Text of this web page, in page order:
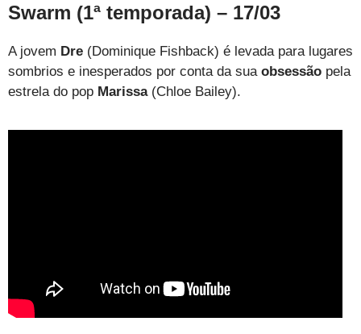
Swarm (1ª temporada) – 17/03
A jovem Dre (Dominique Fishback) é levada para lugares
sombrios e inesperados por conta da sua obsessão pela
estrela do pop Marissa(Chloe Bailey).